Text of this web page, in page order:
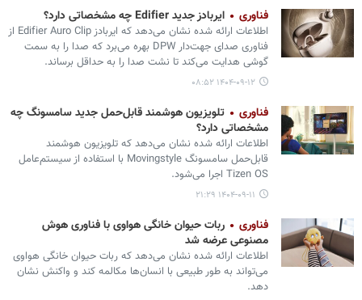
فناوری ایربادز جدید Edifier چه مشخصاتی دارد؟
اطلاعات ارائه شده نشان می‌دهد که ایربادز Edifier Auro Clip از
فناوری صدای جهت‌دار DPW بهره می‌برد که صدا را به سمت
گوشی هدایت می‌کند تا نشت صدا را به حداقل برساند.
۱۴۰۴-۰۹-۱۲ ۰۸:۵۲
فناوری
تلویزیون هوشمند قابل‌حمل جدید سامسونگ چه
مشخصاتی دارد؟
اطلاعات ارائه شده نشان می‌دهد که تلویزیون هوشمند
قابل‌حمل سامسونگ Movingstyle با استفاده از سیستم‌عامل
Tizen OS اجرا می‌شود.
۱۴۰۴-۰۹-۱۱ ۲۱:۲۹
فناوری
ربات حیوان خانگی هواوی با فناوری هوش
مصنوعی عرضه شد
اطلاعات ارائه شده نشان می‌دهد که ربات حیوان خانگی هواوی
می‌تواند به طور طبیعی با انسان‌ها مکالمه کند و واکنش نشان
دهد.